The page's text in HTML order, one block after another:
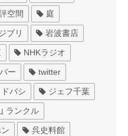
空間 庭
ブリ 岩波書店
NHKラジオ
ー twitter
ドバシ ジェフ千葉
ランクル
呉史料館